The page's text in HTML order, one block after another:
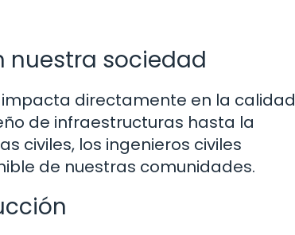
nuestra sociedad
directamente en la calidad
de infraestructuras hasta la
civiles, los ingenieros civiles
de nuestras comunidades.